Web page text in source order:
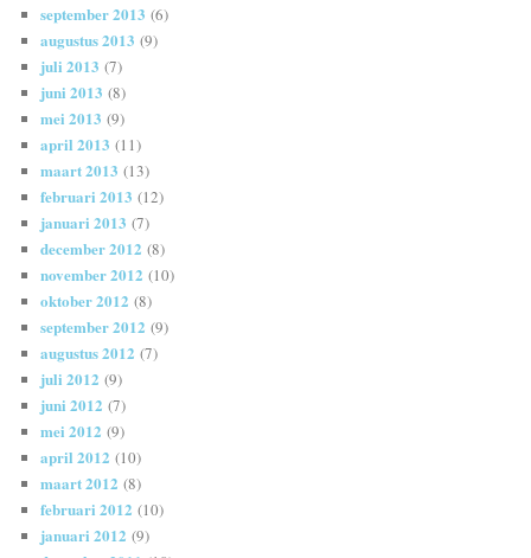
september 2013 (6)
augustus 2013 (9)
juli 2013 (7)
juni 2013 (8)
mei 2013 (9)
april 2013 (11)
maart 2013 (13)
februari 2013 (12)
januari 2013 (7)
december 2012 (8)
november 2012 (10)
oktober 2012 (8)
september 2012 (9)
augustus 2012 (7)
juli 2012 (9)
juni 2012 (7)
mei 2012 (9)
april 2012 (10)
maart 2012 (8)
februari 2012 (10)
januari 2012 (9)